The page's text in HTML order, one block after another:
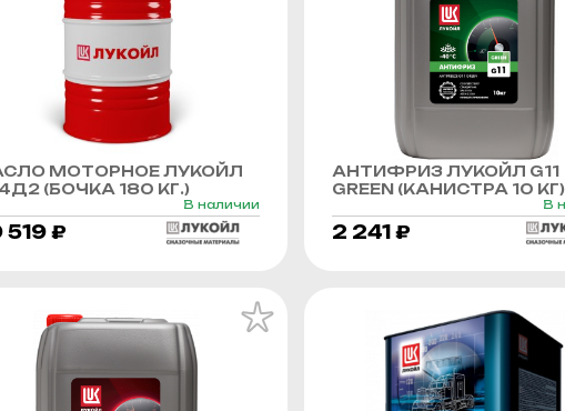
МОТОРНОЕ ЛУКОЙЛ
(БОЧКА 180 КГ.)
В наличии
519 ₽
АНТИФРИЗ ЛУКОЙЛ G11
GREEN (КАНИСТРА 10 КГ)
В
2 241 ₽